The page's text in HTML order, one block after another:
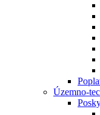
Územno-